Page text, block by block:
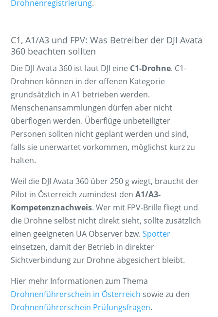
Drohnenregistrierung.
C1, A1/A3 und FPV: Was Betreiber der DJI Avata
360 beachten sollten
Die DJI Avata 360 ist laut DJI eine C1-Drohne. C1-
Drohnen können in der offenen Kategorie
grundsätzlich in A1 betrieben werden.
Menschenansammlungen dürfen aber nicht
überflogen werden. Überflüge unbeteiligter
Personen sollten nicht geplant werden und sind,
falls sie unerwartet vorkommen, möglichst kurz zu
halten.
Weil die DJI Avata 360 über 250 g wiegt, braucht der
Pilot in Österreich zumindest denA1/A3-
Kompetenznachweis. Wer mit FPV-Brille fliegt und
die Drohne selbst nicht direkt sieht, sollte zusätzlich
einen geeigneten UA Observer bzw.Spotter
einsetzen, damit der Betrieb in direkter
Sichtverbindung zur Drohne abgesichert bleibt.
Hier mehr Informationen zum Thema
Drohnenführerschein in Österreich sowie zu den
Drohnenführerschein Prüfungsfragen.